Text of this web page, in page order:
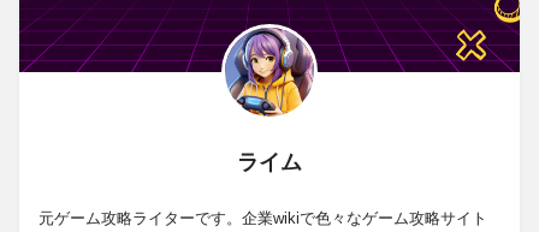
ライム
元ゲーム攻略ライターです。企業wikiで色々なゲーム攻略サイト